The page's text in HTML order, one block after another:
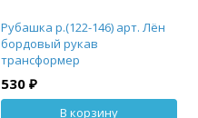
Рубашка р.(122-146) арт. Лён
бордовый рукав
трансформер
530 ₽
В корзину